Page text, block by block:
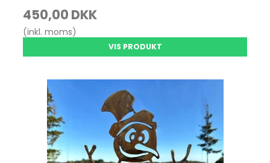
450,00 DKK
(inkl. moms)
VIS PRODUKT